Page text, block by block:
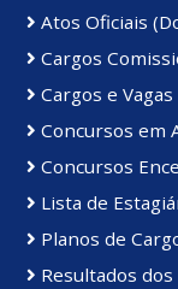
Atos Oficiais
Cargos
Cargos e Vagas
Concursos em
Concursos
Lista de
Planos de
Resultados